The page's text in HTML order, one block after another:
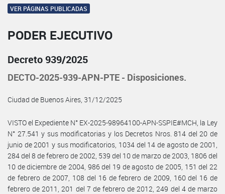
VER PÁGINAS PUBLICADAS
PODER EJECUTIVO
Decreto 939/2025
DECTO-2025-939-APN-PTE - Disposiciones.
Ciudad de Buenos Aires, 31/12/2025
VISTO el Expediente N° EX-2025-98964100-APN-SSPIE#MCH, la Ley
N° 27.541 y sus modificatorias y los Decretos Nros. 814 del 20 de
junio de 2001 y sus modificatorios, 1034 del 14 de agosto de 2001,
284 del 8 de febrero de 2002, 539 del 10 de marzo de 2003, 1806 del
10 de diciembre de 2004, 986 del 19 de agosto de 2005, 151 del 22
de febrero de 2007, 108 del 16 de febrero de 2009, 160 del 16 de
febrero de 2011, 201 del 7 de febrero de 2012, 249 del 4 de marzo